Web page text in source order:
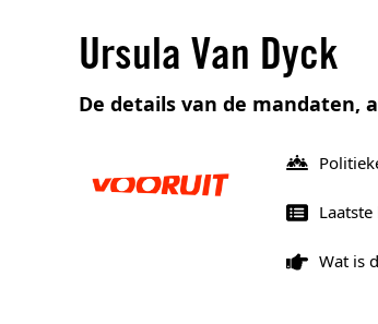
Ursula Van Dyck
De details van de mandaten,
Wat is